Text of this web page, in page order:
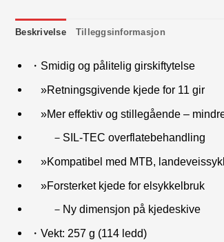
Beskrivelse Tilleggsinformasjon
・Smidig og pålitelig girskiftytelse
»Retningsgivende kjede for 11 gir
»Mer effektiv og stillegående –
－SIL-TEC overflatebehandling
»Kompatibel med MTB,
»Forsterket kjede for elsykkelbruk
－Ny dimensjon på kjedeskive
・Vekt: 257 g (114 ledd)